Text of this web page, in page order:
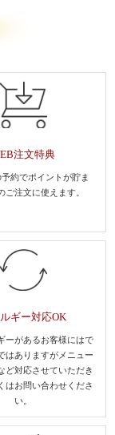
注文特典
約でポイントが貯ま
ご注文に使えます。
ギー対応OK
ーがあるお客様にはで
はありますがメニュー
ど対応させていただき
はお問い合わせくださ
い。